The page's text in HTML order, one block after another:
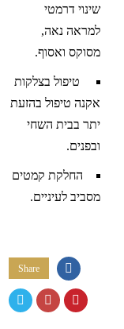
שינוי דרמטי
למראה נאה,
מסוקס ואסוף.
טיפול בצלקות
אקנה טיפול בהזעת
יתר בבית השחי
ובפנים.
החלקת קמטים
מסביב לעיניים.
Share